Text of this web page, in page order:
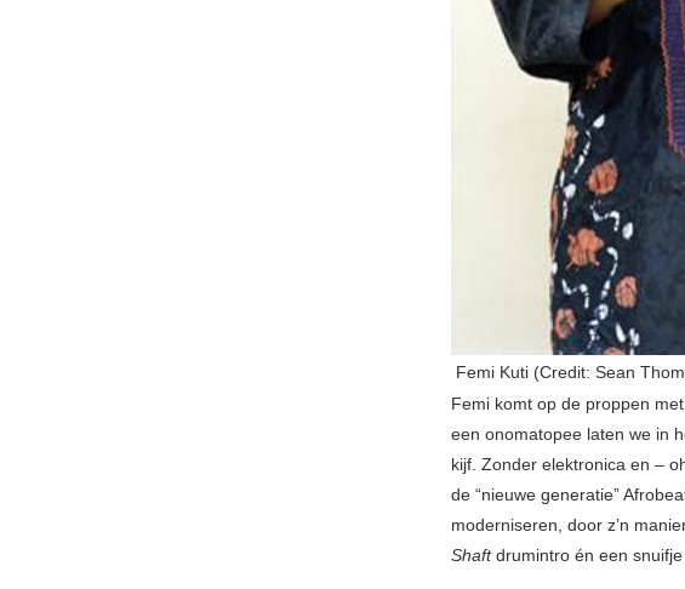
Femi Kuti (Credit: Sean
Femi komt op de proppen met
een onomatopee laten we in
kijf. Zonder elektronica en –
de “nieuwe generatie”
moderniseren, door z’n
Shaftdrumintro én een snuifje